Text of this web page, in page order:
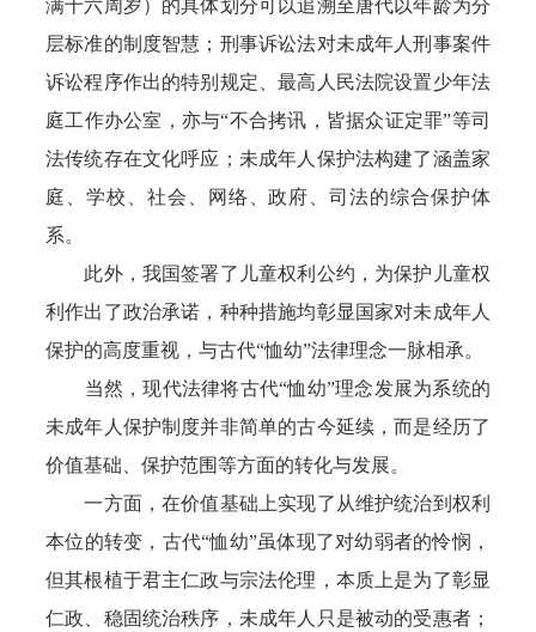
满十六周岁）的具体划分可以追溯至唐代以年龄为分
层标准的制度智慧；刑事诉讼法对未成年人刑事案件
诉讼程序作出的特别规定、最高人民法院设置少年法
庭工作办公室，亦与“不合拷讯，皆据众证定罪”等司
法传统存在文化呼应；未成年人保护法构建了涵盖家
庭、学校、社会、网络、政府、司法的综合保护体
系。
此外，我国签署了儿童权利公约，为保护儿童权
利作出了政治承诺，种种措施均彰显国家对未成年人
保护的高度重视，与古代“恤幼”法律理念一脉相承。
当然，现代法律将古代“恤幼”理念发展为系统的
未成年人保护制度并非简单的古今延续，而是经历了
价值基础、保护范围等方面的转化与发展。
一方面，在价值基础上实现了从维护统治到权利
本位的转变，古代“恤幼”虽体现了对幼弱者的怜悯，
但其根植于君主仁政与宗法伦理，本质上是为了彰显
仁政、稳固统治秩序，未成年人只是被动的受惠者；